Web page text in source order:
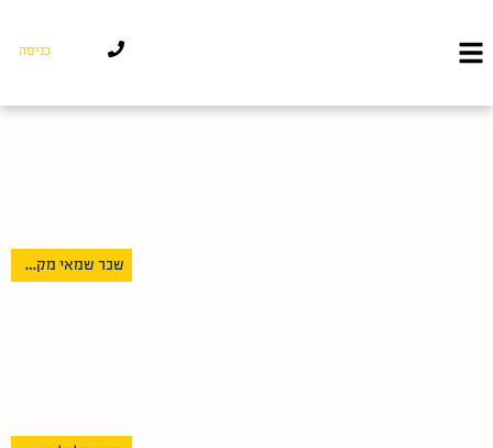
כניסה
שכר שמאי מקרקעין 2026: כמה מרוויח שמאי מקרקעין מוסמך?